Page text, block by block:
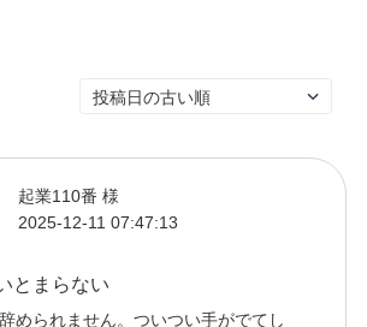
起業110番 様
2025-12-11 07:47:13
とまらない
められません。ついつい手がでてし